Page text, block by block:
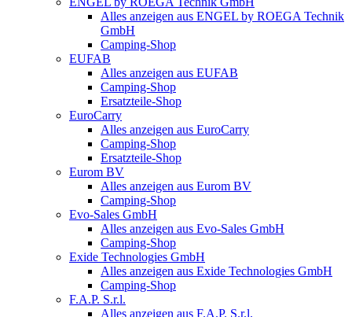
Alles anzeigen aus ENGEL by ROEGA Technik
GmbH
Camping-Shop
EUFAB
Alles anzeigen aus EUFAB
Camping-Shop
Ersatzteile-Shop
EuroCarry
Alles anzeigen aus EuroCarry
Camping-Shop
Ersatzteile-Shop
Eurom BV
Alles anzeigen aus Eurom BV
Camping-Shop
Evo-Sales GmbH
Alles anzeigen aus Evo-Sales GmbH
Camping-Shop
Exide Technologies GmbH
Alles anzeigen aus Exide Technologies GmbH
Camping-Shop
F.A.P. S.r.l.
Alles anzeigen aus F.A.P. S.r.l.